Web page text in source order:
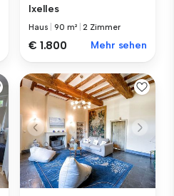
Ixelles
Haus |90 m² 2 Zimmer
€ 1.800 Mehr sehen